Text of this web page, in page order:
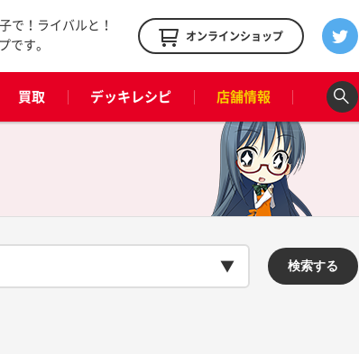
で！ライバルと！
です。
オンラインショップ
買取 デッキレシピ 店舗情報
検索する